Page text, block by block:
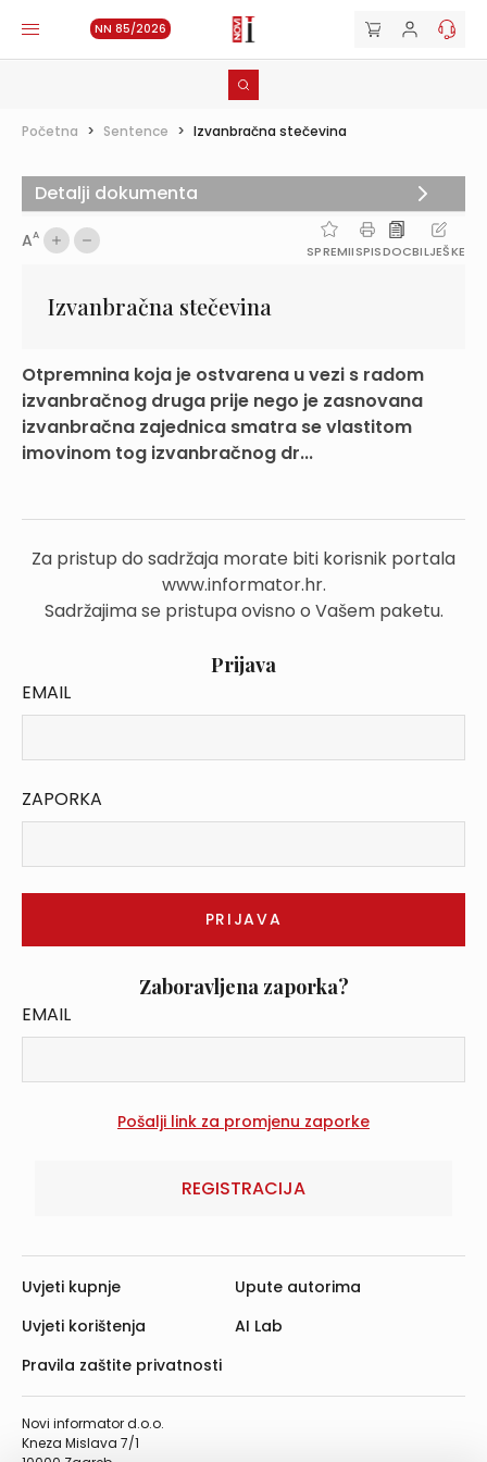
NN 85/2026
Početna > Sentence > Izvanbračna stečevina
AA
SPREMIISPISDOCBILJEŠKE
Izvanbračna stečevina
Otpremnina koja je ostvarena u vezi s radom
izvanbračnog druga prije nego je zasnovana
izvanbračna zajednica smatra se vlastitom
imovinom tog izvanbračnog dr...
Za pristup do sadržaja morate biti korisnik portala
www.informator.hr.
Sadržajima se pristupa ovisno o Vašem paketu.
Prijava
EMAIL
ZAPORKA
Zaboravljena zaporka?
EMAIL
REGISTRACIJA
Detalji dokumenta
Novi informator d.o.o.
Kneza Mislava 7/1
Uvjeti kupnje
Uvjeti korištenja
Pravila zaštite privatnosti
Upute autorima
AI Lab